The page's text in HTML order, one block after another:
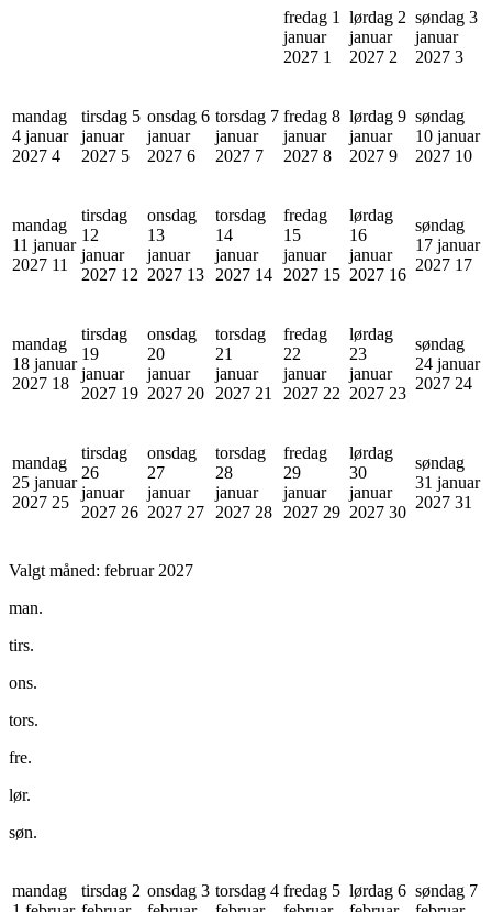
fredag 1
januar
2027 1
lørdag 2
januar
2027 2
søndag 3
januar
2027 3
mandag
4 januar
2027 4
tirsdag 5
januar
2027 5
onsdag 6
januar
2027 6
torsdag 7
januar
2027 7
fredag 8
januar
2027 8
lørdag 9
januar
2027 9
søndag
10 januar
2027 10
mandag
11 januar
2027 11
tirsdag
12
januar
2027 12
onsdag
13
januar
2027 13
torsdag
14
januar
2027 14
fredag
15
januar
2027 15
lørdag
16
januar
2027 16
søndag
17 januar
2027 17
mandag
18 januar
2027 18
tirsdag
19
januar
2027 19
onsdag
20
januar
2027 20
torsdag
21
januar
2027 21
fredag
22
januar
2027 22
lørdag
23
januar
2027 23
søndag
24 januar
2027 24
mandag
25 januar
2027 25
tirsdag
26
januar
2027 26
onsdag
27
januar
2027 27
torsdag
28
januar
2027 28
fredag
29
januar
2027 29
lørdag
30
januar
2027 30
søndag
31 januar
2027 31
Valgt måned: februar 2027
man.
tirs.
ons.
tors.
fre.
lør.
søn.
mandag
tirsdag 2 onsdag 3 torsdag 4 fredag 5 lørdag 6 søndag 7